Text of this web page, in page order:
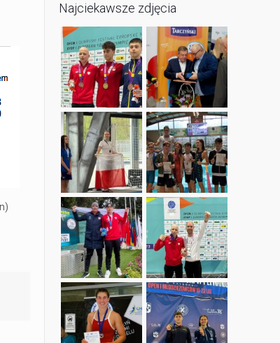
Najciekawsze zdjęcia